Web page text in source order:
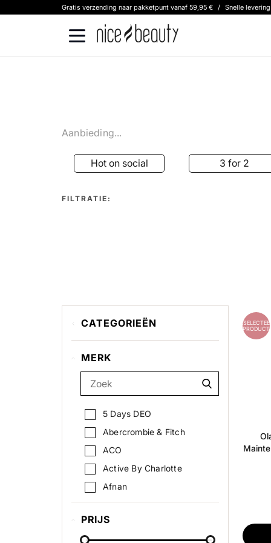
Gratis verzending naar pakketpunt vanaf 59,95 € / Snelle
Aanbieding...
Hot on social 3 for 2
FILTRATIE:
CATEGORIEËN
Hot on social
3 for 2
Extra bescherming tegen de
kou
Kick Back
MERK
5 Days DEO
Abercrombie & Fitch
ACO
Active By Charlotte
Afnan
Alba4Men
Alfons Åberg
Alphanova Kids
PRIJS
PRODUCT